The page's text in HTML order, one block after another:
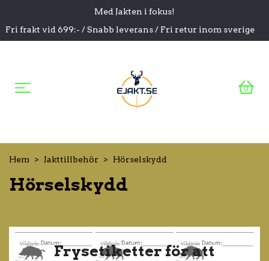
Med Jakten i fokus!
Fri frakt vid 699:- / Snabb leverans / Fri retur inom sverige
0
Frysetiketter för att
Hem Jakttillbehör Hörselskydd
Hörselskydd